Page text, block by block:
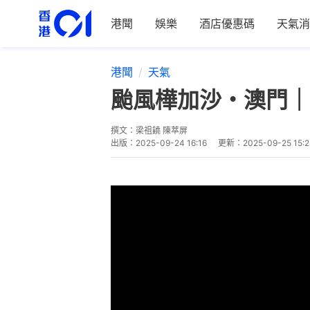
港聞 娛樂 酒店優惠碼 天氣
港聞 天氣
颱風樺加沙・澳門
撰文： 梁祖饒 陳萃屏
出版： 2025-09-24 16:16 更新： 2025-09-25